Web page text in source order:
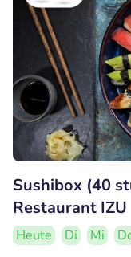
Sushibox (40
Restaurant IZU
Heute Di Mi